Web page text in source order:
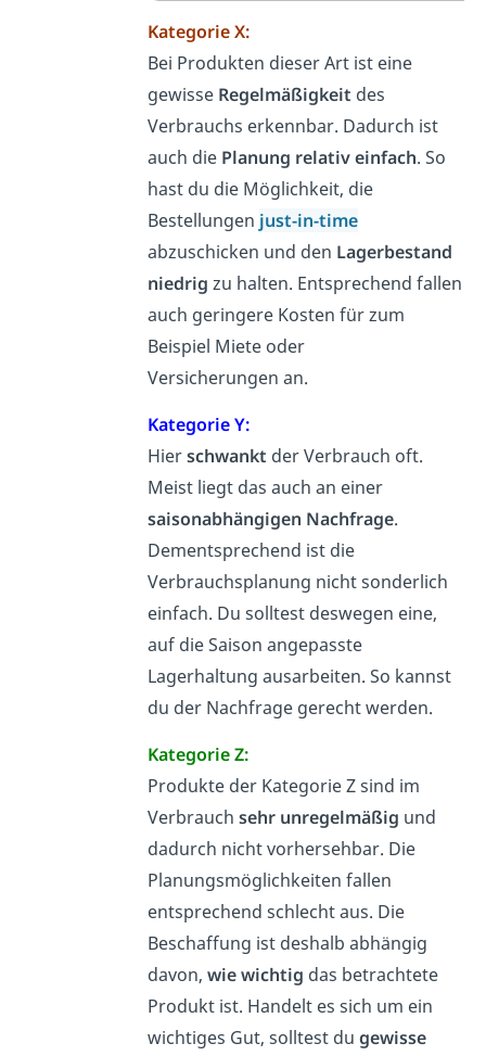
Kategorie X:
Bei Produkten dieser Art ist eine
gewisse Regelmäßigkeit des
Verbrauchs erkennbar. Dadurch ist
auch die Planung relativ einfach. So
hast du die Möglichkeit, die
Bestellungen just-in-time
abzuschicken und den Lagerbestand
niedrig zu halten. Entsprechend fallen
auch geringere Kosten für zum
Beispiel Miete oder
Versicherungen an.
Kategorie Y:
Hierschwankt der Verbrauch oft.
Meist liegt das auch an einer
saisonabhängigen Nachfrage.
Dementsprechend ist die
Verbrauchsplanung nicht sonderlich
einfach. Du solltest deswegen eine,
auf die Saison angepasste
Lagerhaltung ausarbeiten. So kannst
du der Nachfrage gerecht werden.
Kategorie Z:
Produkte der Kategorie Z sind im
Verbrauchsehr unregelmäßig und
dadurch nicht vorhersehbar. Die
Planungsmöglichkeiten fallen
entsprechend schlecht aus. Die
Beschaffung ist deshalb abhängig
davon,wie wichtig das betrachtete
Produkt ist. Handelt es sich um ein
wichtiges Gut, solltest dugewisse